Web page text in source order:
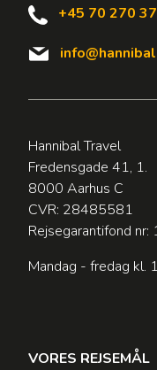
+45 70 270
Hannibal Travel
Fredensgade 41, 1.
8000 Aarhus C
CVR: 28485581
Rejsegarantifond nr:
Mandag - fredag kl.
VORES REJSEMÅL